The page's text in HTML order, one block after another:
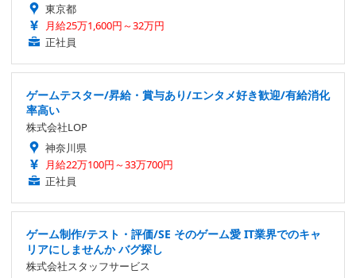
東京都
月給25万1,600円～32万円
正社員
ゲームテスター/昇給・賞与あり/エンタメ好き歓迎/有給消化
率高い
株式会社LOP
神奈川県
月給22万100円～33万700円
正社員
ゲーム制作/テスト・評価/SE そのゲーム愛 IT業界でのキャ
リアにしませんか バグ探し
株式会社スタッフサービス